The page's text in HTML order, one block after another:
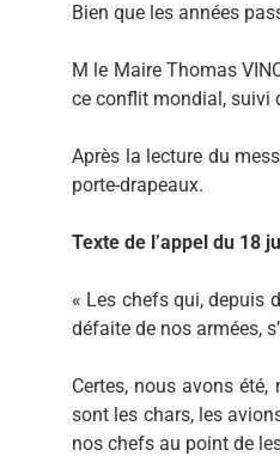
Bien que les années
M le Maire Thomas
ce conflit mondial, suivi
Après la lecture du
porte-drapeaux.
Texte de l’appel du 18
« Les chefs qui, depuis
défaite de nos armées,
Certes, nous avons
sont les chars, les
nos chefs au point de